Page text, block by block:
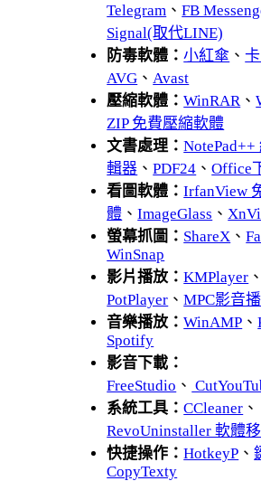
Telegram 、FB
Signal(取代LINE)
防毒軟體：小紅傘 、
AVG 、 Avast
壓縮軟體：WinRAR 、
ZIP 免費壓縮軟體
文書處理：
輯器 、PDF24 、Office
看圖軟體：IrfanView
體 、ImageGlass 、
螢幕抓圖： ShareX 、
WinSnap
影片播放：KMPlayer 、
PotPlayer 、MPC影音
音樂播放：WinAMP 、
Spotify
影音下載：
FreeStudio 、
系統工具：CCleaner 、
RevoUninstaller 軟體
快捷操作：HotkeyP 、
CopyTexty